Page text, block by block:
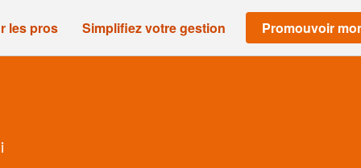
les pros Simplifiez votre gestion Promouvoir